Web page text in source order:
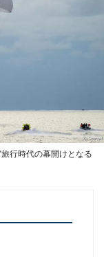
行時代の幕開けとなる